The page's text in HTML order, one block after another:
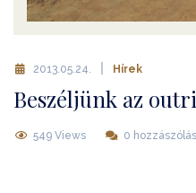
2013.05.24. Hírek
Beszéljünk az
549 Views 0 hozzászólás